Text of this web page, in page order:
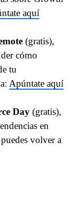
aquí
(gratis),
cómo
tu
Apúntate aquí
Day (gratis),
en
volver a